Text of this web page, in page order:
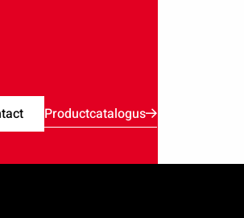
Productcatalogus